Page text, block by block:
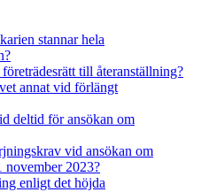
stannar hela
till återanställning?
annat vid förlängt
deltid för ansökan om
vid ansökan om
november 2023?
enligt det höjda